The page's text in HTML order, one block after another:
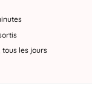
les jours